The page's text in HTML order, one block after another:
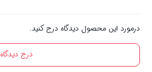
درمورد این محصول دیدگاه درج کنید.
درج دیدگاه